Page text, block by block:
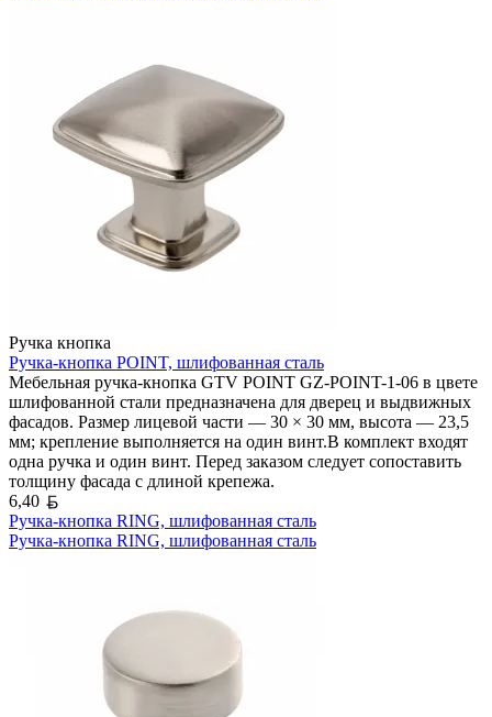
Ручка кнопка
Ручка-кнопка POINT, шлифованная сталь
Мебельная ручка-кнопка GTV POINT GZ-POINT-1-06 в цвете
шлифованной стали предназначена для дверец и выдвижных
фасадов. Размер лицевой части — 30 × 30 мм, высота — 23,5
мм; крепление выполняется на один винт.В комплект входят
одна ручка и один винт. Перед заказом следует сопоставить
толщину фасада с длиной крепежа.
6,40
Ручка-кнопка RING, шлифованная сталь
Ручка-кнопка RING, шлифованная сталь